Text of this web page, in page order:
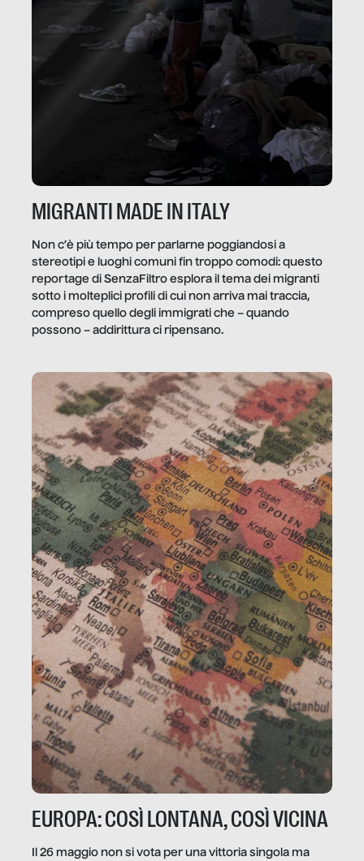
MIGRANTI MADE IN ITALY
Non c’è più tempo per parlarne poggiandosi a
stereotipi e luoghi comuni fin troppo comodi: questo
reportage di SenzaFiltro esplora il tema dei migranti
sotto i molteplici profili di cui non arriva mai traccia,
compreso quello degli immigrati che – quando
possono – addirittura ci ripensano.
EUROPA: COSÌ LONTANA, COSÌ VICINA
Il 26 maggio non si vota per una vittoria singola ma